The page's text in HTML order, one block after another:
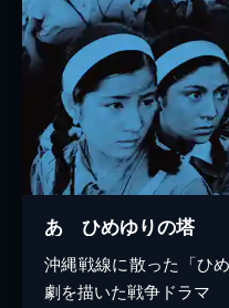
あゝひめゆりの塔
沖縄戦線に散った「ひ
劇を描いた戦争ドラマ